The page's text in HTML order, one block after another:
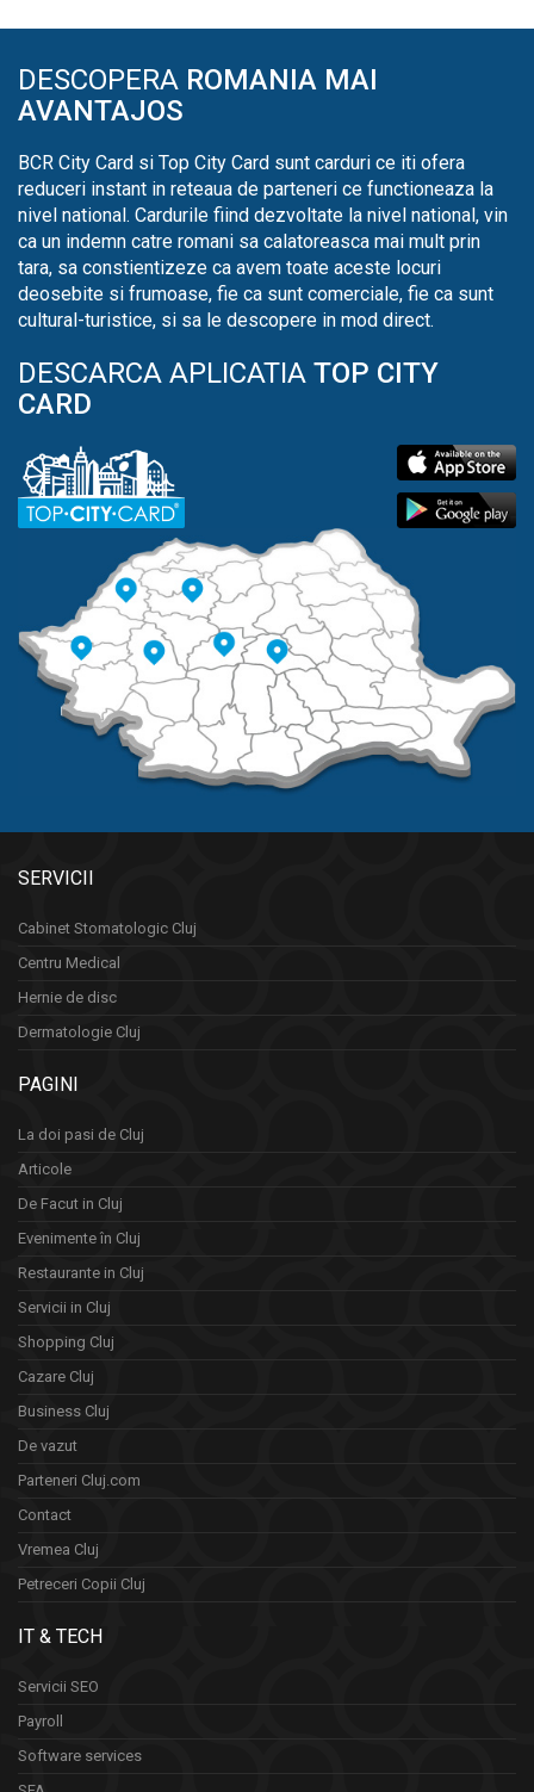
DESCOPERA ROMANIA MAI
AVANTAJOS
BCR City Card si Top City Card sunt carduri ce iti ofera
reduceri instant in reteaua de parteneri ce functioneaza la
nivel national. Cardurile fiind dezvoltate la nivel national, vin
ca un indemn catre romani sa calatoreasca mai mult prin
tara, sa constientizeze ca avem toate aceste locuri
deosebite si frumoase, fie ca sunt comerciale, fie ca sunt
cultural-turistice, si sa le descopere in mod direct.
DESCARCA APLICATIA TOP CITY
CARD
SERVICII
Cabinet Stomatologic Cluj
Centru Medical
Hernie de disc
Dermatologie Cluj
PAGINI
La doi pasi de Cluj
Articole
De Facut in Cluj
Evenimente în Cluj
Restaurante in Cluj
Servicii in Cluj
Shopping Cluj
Cazare Cluj
Business Cluj
De vazut
Parteneri Cluj.com
Contact
Vremea Cluj
Petreceri Copii Cluj
IT & TECH
Servicii SEO
Payroll
Software services